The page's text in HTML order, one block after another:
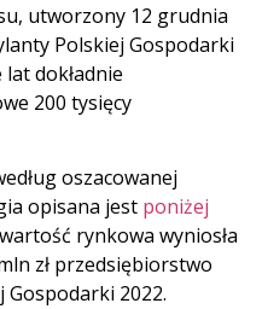
utworzony 12 grudnia
Polskiej Gospodarki
dokładnie
200 tysięcy
oszacowanej
opisana jest poniżej
rynkowa wyniosła
zł przedsiębiorstwo
Gospodarki 2022.